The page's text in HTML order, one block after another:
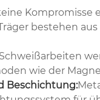
Kompromisse
bestehen
wie der
Beschichtung: